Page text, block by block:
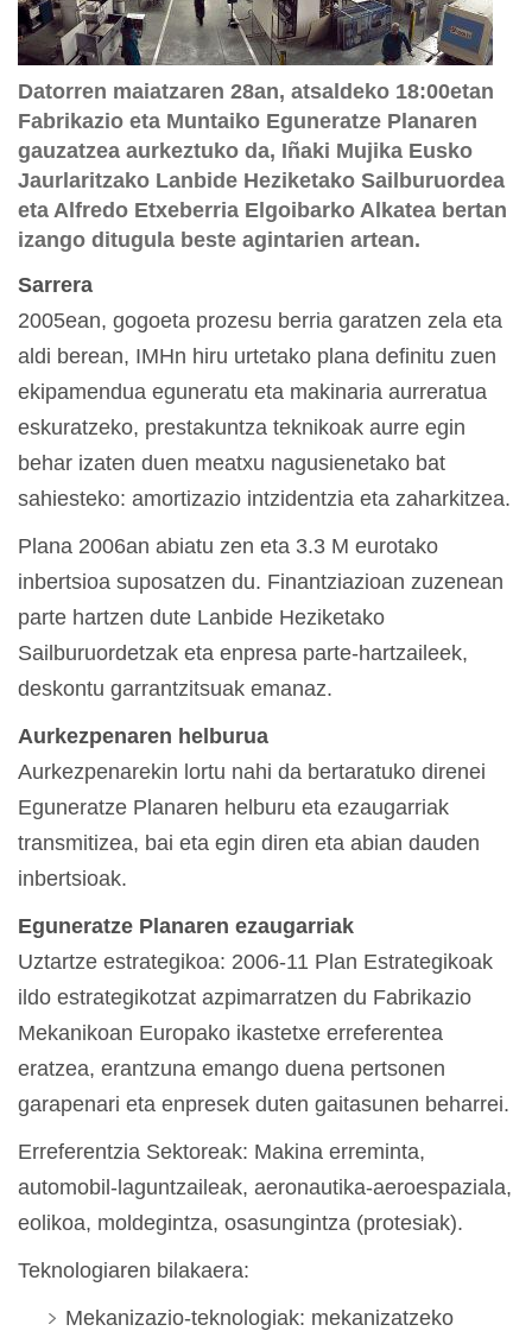
Datorren maiatzaren 28an, atsaldeko 18:00etan
Fabrikazio eta Muntaiko Eguneratze Planaren
gauzatzea aurkeztuko da, Iñaki Mujika Eusko
Jaurlaritzako Lanbide Heziketako Sailburuordea
eta Alfredo Etxeberria Elgoibarko Alkatea bertan
izango ditugula beste agintarien artean.
Sarrera
2005ean, gogoeta prozesu berria garatzen zela eta
aldi berean, IMHn hiru urtetako plana definitu zuen
ekipamendua eguneratu eta makinaria aurreratua
eskuratzeko, prestakuntza teknikoak aurre egin
behar izaten duen meatxu nagusienetako bat
sahiesteko: amortizazio intzidentzia eta zaharkitzea.
Plana 2006an abiatu zen eta 3.3 M eurotako
inbertsioa suposatzen du. Finantziazioan zuzenean
parte hartzen dute Lanbide Heziketako
Sailburuordetzak eta enpresa parte-hartzaileek,
deskontu garrantzitsuak emanaz.
Aurkezpenaren helburua
Aurkezpenarekin lortu nahi da bertaratuko direnei
Eguneratze Planaren helburu eta ezaugarriak
transmitizea, bai eta egin diren eta abian dauden
inbertsioak.
Eguneratze Planaren ezaugarriak
Uztartze estrategikoa: 2006-11 Plan Estrategikoak
ildo estrategikotzat azpimarratzen du Fabrikazio
Mekanikoan Europako ikastetxe erreferentea
eratzea, erantzuna emango duena pertsonen
garapenari eta enpresek duten gaitasunen beharrei.
Erreferentzia Sektoreak: Makina erreminta,
automobil-laguntzaileak, aeronautika-aeroespaziala,
eolikoa, moldegintza, osasungintza (protesiak).
Teknologiaren bilakaera:
Mekanizazio-teknologiak: mekanizatzeko